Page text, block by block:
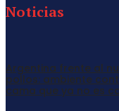
Noticias
Argentina frente al
pollos: ambiente
cama que ya no es